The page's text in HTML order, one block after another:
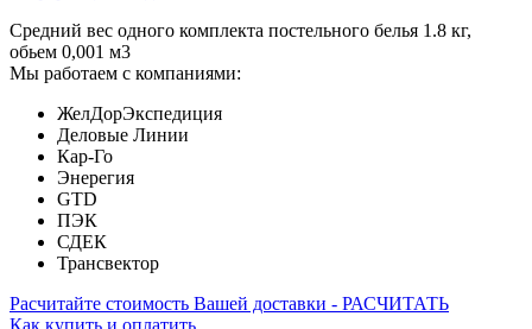
Средний вес одного комплекта постельного белья 1.8 кг,
обьем 0,001 м3
Мы работаем с компаниями:
ЖелДорЭкспедиция
Деловые Линии
Кар-Го
Энерегия
GTD
ПЭК
СДЕК
Трансвектор
Расчитайте стоимость Вашей доставки - РАСЧИТАТЬ
Как купить и оплатить